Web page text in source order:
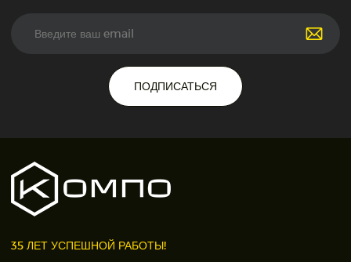
ПОДПИСАТЬСЯ
35 ЛЕТ УСПЕШНОЙ РАБОТЫ!